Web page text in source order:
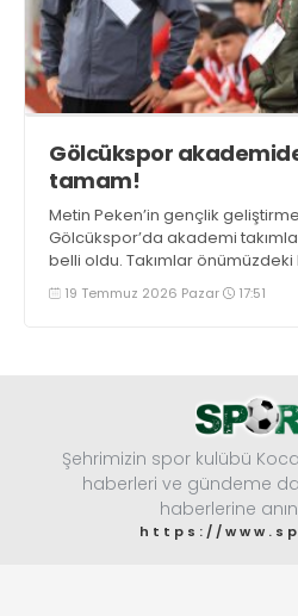
Gölcükspor
tamam!
Metin Peken’in gençlik
Gölcükspor’da akademi
belli oldu. Takımlar
sezonu açacak. İşte gruplar ve
19 Temmuz 2026 Pazar 17:51
Şehrimizin spor kulübü
haberleri ve gündeme
haberlerine
https://